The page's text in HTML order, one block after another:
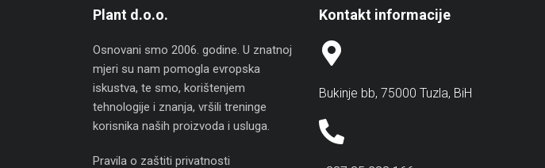
Plant d.o.o.
Osnovani smo 2006. godine. U znatnoj
mjeri su nam pomogla evropska
iskustva, te smo, korištenjem
tehnologije i znanja, vršili treninge
korisnika naših proizvoda i usluga.
Pravila o zaštiti privatnosti
Kontakt informacije
Bukinje bb, 75000 Tuzla, BiH